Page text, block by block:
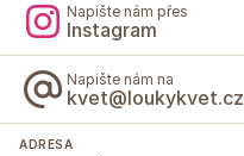
Napište nám přes
Instagram
Napište nám na
kvet@loukykvet.cz
ADRESA